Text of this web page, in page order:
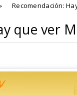
Recomendación:
que ver